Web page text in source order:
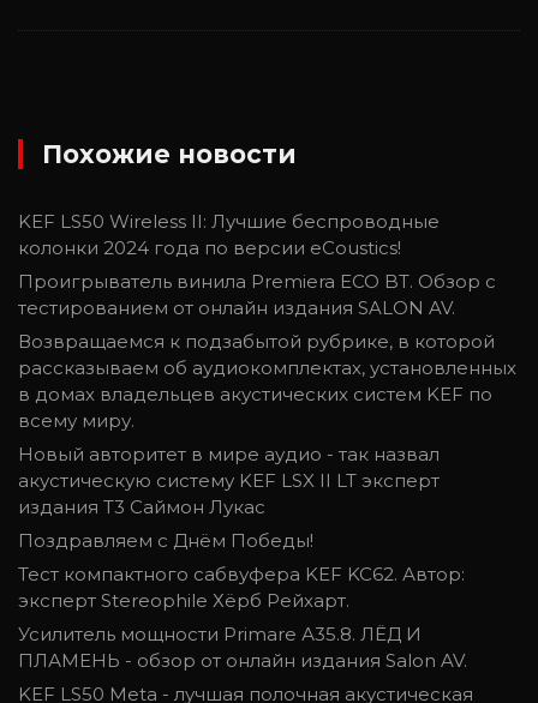
Похожие новости
KEF LS50 Wireless II: Лучшие беспроводные
колонки 2024 года по версии eCoustics!
Проигрыватель винила Premiera ECO BT. Обзор с
тестированием от онлайн издания SALON AV.
Возвращаемся к подзабытой рубрике, в которой
рассказываем об аудиокомплектах, установленных
в домах владельцев акустических систем KEF по
всему миру.
Новый авторитет в мире аудио - так назвал
акустическую систему KEF LSX II LT эксперт
издания T3 Саймон Лукас
Поздравляем с Днём Победы!
Тест компактного сабвуфера KEF KC62. Автор:
эксперт Stereophile Хёрб Рейхарт.
Усилитель мощности Primare А35.8. ЛЁД И
ПЛАМЕНЬ - обзор от онлайн издания Salon AV.
KEF LS50 Meta - лучшая полочная акустическая